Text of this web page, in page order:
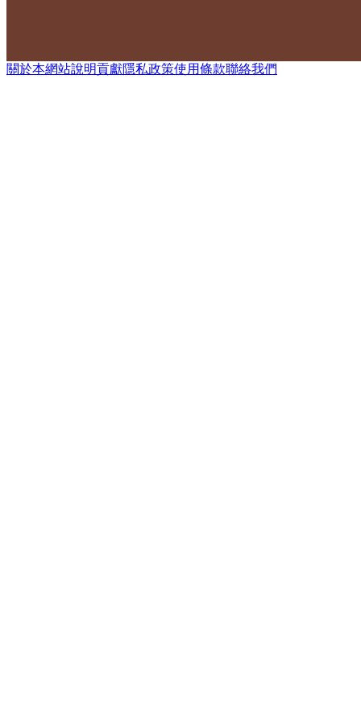
關於本網站說明貢獻隱私政策使用條款聯絡我們